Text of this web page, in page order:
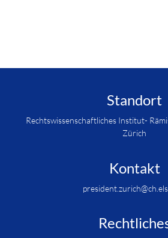
Standort
Rechtswissenschaftliches Institut-
Zürich
Kontakt